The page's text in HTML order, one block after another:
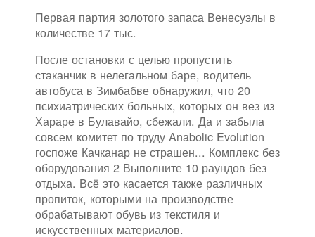
Первая партия золотого запаса Венесуэлы в
количестве 17 тыс.
После остановки с целью пропустить
стаканчик в нелегальном баре, водитель
автобуса в Зимбабве обнаружил, что 20
психиатрических больных, которых он вез из
Хараре в Булавайо, сбежали. Да и забыла
совсем комитет по труду Anabolic Evolution
госпоже Качканар не страшен... Комплекс без
оборудования 2 Выполните 10 раундов без
отдыха. Всё это касается также различных
пропиток, которыми на производстве
обрабатывают обувь из текстиля и
искусственных материалов.